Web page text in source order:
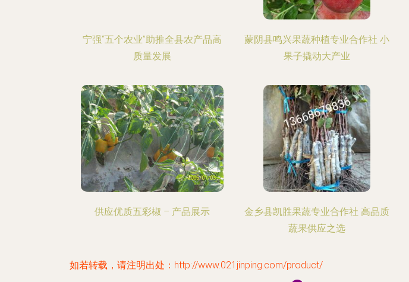
宁强“五个农业”助推全县农产品高
质量发展
蒙阴县鸣兴果蔬种植专业合作社 小
果子撬动大产业
供应优质五彩椒 – 产品展示
金乡县凯胜果蔬专业合作社 高品质
蔬果供应之选
如若转载，请注明出处：http://www.021jinping.com/product/